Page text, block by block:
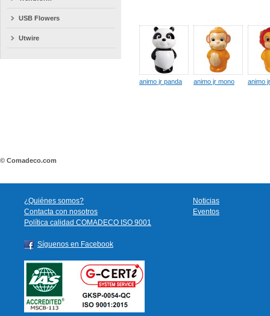
USB Flowers
Utwire
animo jr panda animo jr mono animo
© Comadeco.com
¿Quiénes somos?
Contacta con nosotros
Política calidad COMADECO ISO 9001
Síguenos en Facebook
Noticias
Eventos